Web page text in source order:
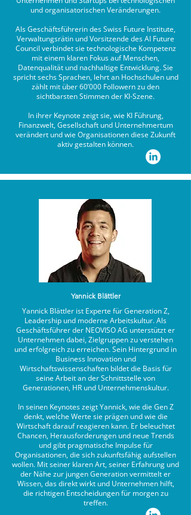
und organisatorischen Veränderungen.
Als Geschäftsführerin des Swiss Future Institute,
Verwaltungsrätin und Vorsitzende des AI Future
Council verbindet sie technologische Kompetenz
mit einem klaren Fokus auf Menschen,
Datenqualität und nachhaltige Entwicklung. Sie
spricht sechs Sprachen, lehrt an Hochschulen und
zählt mit über 60’000 Followern zu den
sichtbarsten Stimmen der KI-Szene.
In ihrer Keynote zeigt sie, wie KI Führung,
Finanzwelt, Gesellschaft und Unternehmertum
verändert und wie Organisationen diese Zukunft
aktiv gestalten können.
Yannick Blättler
Yannick Blättler ist Experte für Generation Z,
Leadership und moderne Arbeitskultur. Als
Geschäftsführer der NEOVISO AG unterstützt er
Unternehmen dabei, Zielgruppen zu verstehen
und erfolgreich zu erreichen. Sein Hintergrund in
Business Innovation und
Wirtschaftswissenschaften bildet die Basis für
seine Arbeit an der Schnittstelle von
Generationen, HR und Unternehmenskultur.
In seinen Keynotes zeigt Yannick, wie die Gen Z
denkt, welche Werte sie prägen und wie die
Wirtschaft darauf reagieren kann. Er beleuchtet
Chancen, Herausforderungen und neue Trends
und gibt pragmatische Impulse für
Organisationen, die sich zukunftsfähig aufstellen
wollen. Mit seiner klaren Art, seiner Erfahrung und
der Nähe zur jungen Generation vermittelt er
Wissen, das direkt wirkt und Unternehmen hilft,
die richtigen Entscheidungen für morgen zu
treffen.